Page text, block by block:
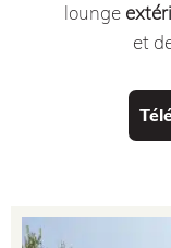
lounge
et